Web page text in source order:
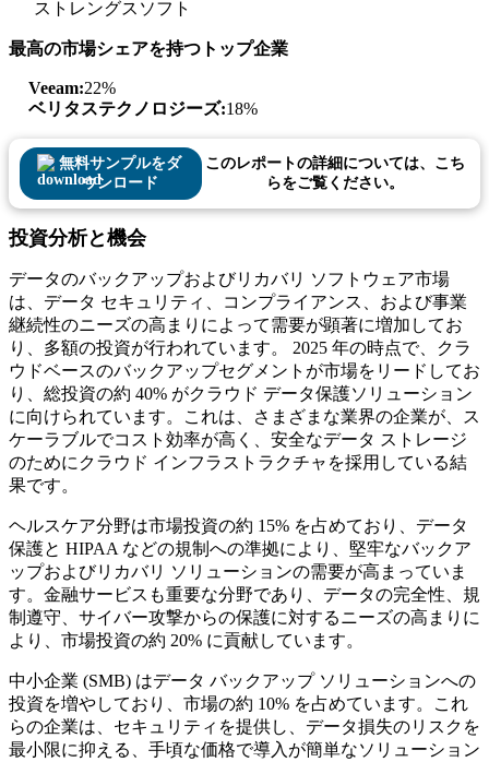
ストレングスソフト
最高の市場シェアを持つトップ企業
Veeam:22%
ベリタステクノロジーズ:18%
無料サンプルをダ
ウンロード
このレポートの詳細については、こち
らをご覧ください。
投資分析と機会
データのバックアップおよびリカバリ ソフトウェア市場
は、データ セキュリティ、コンプライアンス、および事業
継続性のニーズの高まりによって需要が顕著に増加してお
り、多額の投資が行われています。 2025 年の時点で、クラ
ウドベースのバックアップセグメントが市場をリードしてお
り、総投資の約 40% がクラウド データ保護ソリューション
に向けられています。これは、さまざまな業界の企業が、ス
ケーラブルでコスト効率が高く、安全なデータ ストレージ
のためにクラウド インフラストラクチャを採用している結
果です。
ヘルスケア分野は市場投資の約 15% を占めており、データ
保護と HIPAA などの規制への準拠により、堅牢なバックア
ップおよびリカバリ ソリューションの需要が高まっていま
す。金融サービスも重要な分野であり、データの完全性、規
制遵守、サイバー攻撃からの保護に対するニーズの高まりに
より、市場投資の約 20% に貢献しています。
中小企業 (SMB) はデータ バックアップ ソリューションへの
投資を増やしており、市場の約 10% を占めています。これ
らの企業は、セキュリティを提供し、データ損失のリスクを
最小限に抑える、手頃な価格で導入が簡単なソリューション